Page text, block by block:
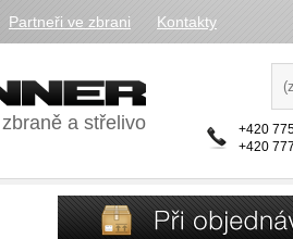
Partneři ve zbrani Kontakty
zbraně a střelivo
+420
+420